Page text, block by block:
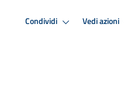
Condividi Vedi azioni